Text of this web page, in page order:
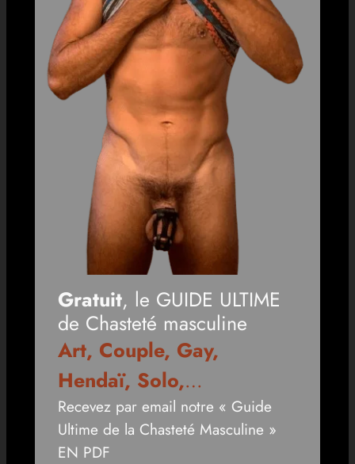
Gratuit, le GUIDE ULTIME
de Chasteté masculine
Art, Couple, Gay,
Hendaï, Solo,…
Recevez par email notre « Guide
Ultime de la Chasteté Masculine »
EN PDF